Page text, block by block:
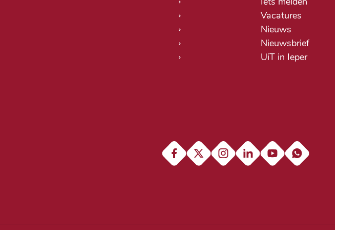
Vacatures
Nieuws
Nieuwsbrief
UiT in Ieper
FacebookX (Twitter)InstagramLinkedInYouTubeSoundcloud